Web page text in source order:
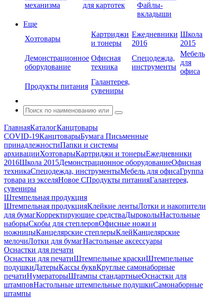
механизма
для картотек
Файлы-
вкладыши
Еще
Хозтовары
Картриджи
и тонеры
Ежедневники
2016
Школа
2015
Демонстрационное
оборудование
Офисная
техника
Спецодежда,
инструменты
Мебель
для
офиса
Продукты питания
Галантерея,
сувениры
ГлавнаяКаталогКанцтовары
COVID-19КанцтоварыБумага Письменные
принадлежностиПапки и системы
архивацииХозтоварыКартриджи и тонерыЕжедневники
2016Школа 2015Демонстрационное оборудованиеОфисная
техникаСпецодежда, инструментыМебель для офисаГруппа
товара из экселяНовое СПродукты питанияГалантерея,
сувениры
Штемпельная продукция
Штемпельная продукцияКлейкие лентыЛотки и накопители
для бумагКорректирующие средстваДыроколыНастольные
наборыСкобы для степлеровОфисные ножи и
ножницыКанцелярские степлерыКлейКанцелярские
мелочиЛотки для бумагНастольные аксессуары
Оснастки для печати
Оснастки для печатиШтемпельные краскиШтемпельные
подушкиДатерыКассы буквКруглые самонаборные
печатиНумераторыШтампы стандартныеОснастки для
штамповНастольные штемпельные подушкиСамонаборные
штампы